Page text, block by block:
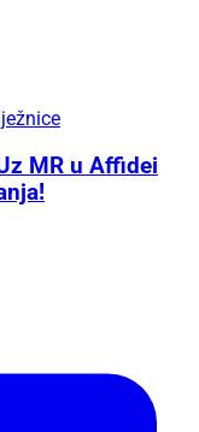
MR u Affidei